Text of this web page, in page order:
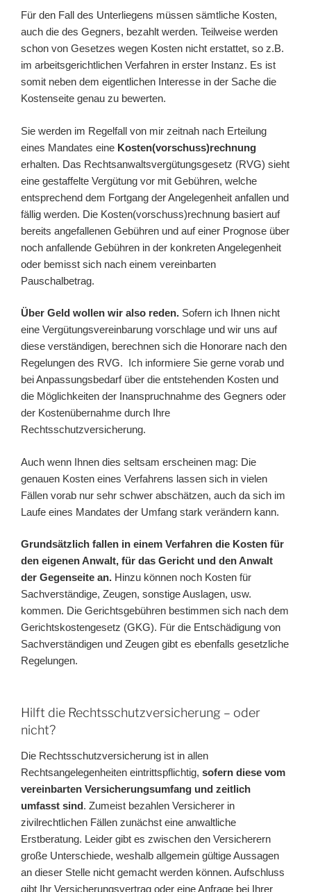
Für den Fall des Unterliegens müssen sämtliche Kosten,
auch die des Gegners, bezahlt werden. Teilweise werden
schon von Gesetzes wegen Kosten nicht erstattet, so z.B.
im arbeitsgerichtlichen Verfahren in erster Instanz. Es ist
somit neben dem eigentlichen Interesse in der Sache die
Kostenseite genau zu bewerten.
Sie werden im Regelfall von mir zeitnah nach Erteilung
eines Mandates eine Kosten(vorschuss)rechnung
erhalten. Das Rechtsanwaltsvergütungsgesetz (RVG) sieht
eine gestaffelte Vergütung vor mit Gebühren, welche
entsprechend dem Fortgang der Angelegenheit anfallen und
fällig werden. Die Kosten(vorschuss)rechnung basiert auf
bereits angefallenen Gebühren und auf einer Prognose über
noch anfallende Gebühren in der konkreten Angelegenheit
oder bemisst sich nach einem vereinbarten
Pauschalbetrag.
Über Geld wollen wir also reden. Sofern ich Ihnen nicht
eine Vergütungsvereinbarung vorschlage und wir uns auf
diese verständigen, berechnen sich die Honorare nach den
Regelungen des RVG. Ich informiere Sie gerne vorab und
bei Anpassungsbedarf über die entstehenden Kosten und
die Möglichkeiten der Inanspruchnahme des Gegners oder
der Kostenübernahme durch Ihre
Rechtsschutzversicherung.
Auch wenn Ihnen dies seltsam erscheinen mag: Die
genauen Kosten eines Verfahrens lassen sich in vielen
Fällen vorab nur sehr schwer abschätzen, auch da sich im
Laufe eines Mandates der Umfang stark verändern kann.
Grundsätzlich fallen in einem Verfahren die Kosten für
den eigenen Anwalt, für das Gericht und den Anwalt
der Gegenseite an. Hinzu können noch Kosten für
Sachverständige, Zeugen, sonstige Auslagen, usw.
kommen. Die Gerichtsgebühren bestimmen sich nach dem
Gerichtskostengesetz (GKG). Für die Entschädigung von
Sachverständigen und Zeugen gibt es ebenfalls gesetzliche
Regelungen.
Hilft die Rechtsschutzversicherung – oder
nicht?
Die Rechtsschutzversicherung ist in allen
Rechtsangelegenheiten eintrittspflichtig, sofern diese vom
vereinbarten Versicherungsumfang und zeitlich
umfasst sind. Zumeist bezahlen Versicherer in
zivilrechtlichen Fällen zunächst eine anwaltliche
Erstberatung. Leider gibt es zwischen den Versicherern
große Unterschiede, weshalb allgemein gültige Aussagen
an dieser Stelle nicht gemacht werden können. Aufschluss
gibt Ihr Versicherungsvertrag oder eine Anfrage bei Ihrer